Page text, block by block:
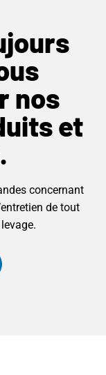
nos
et
concernant
de tout